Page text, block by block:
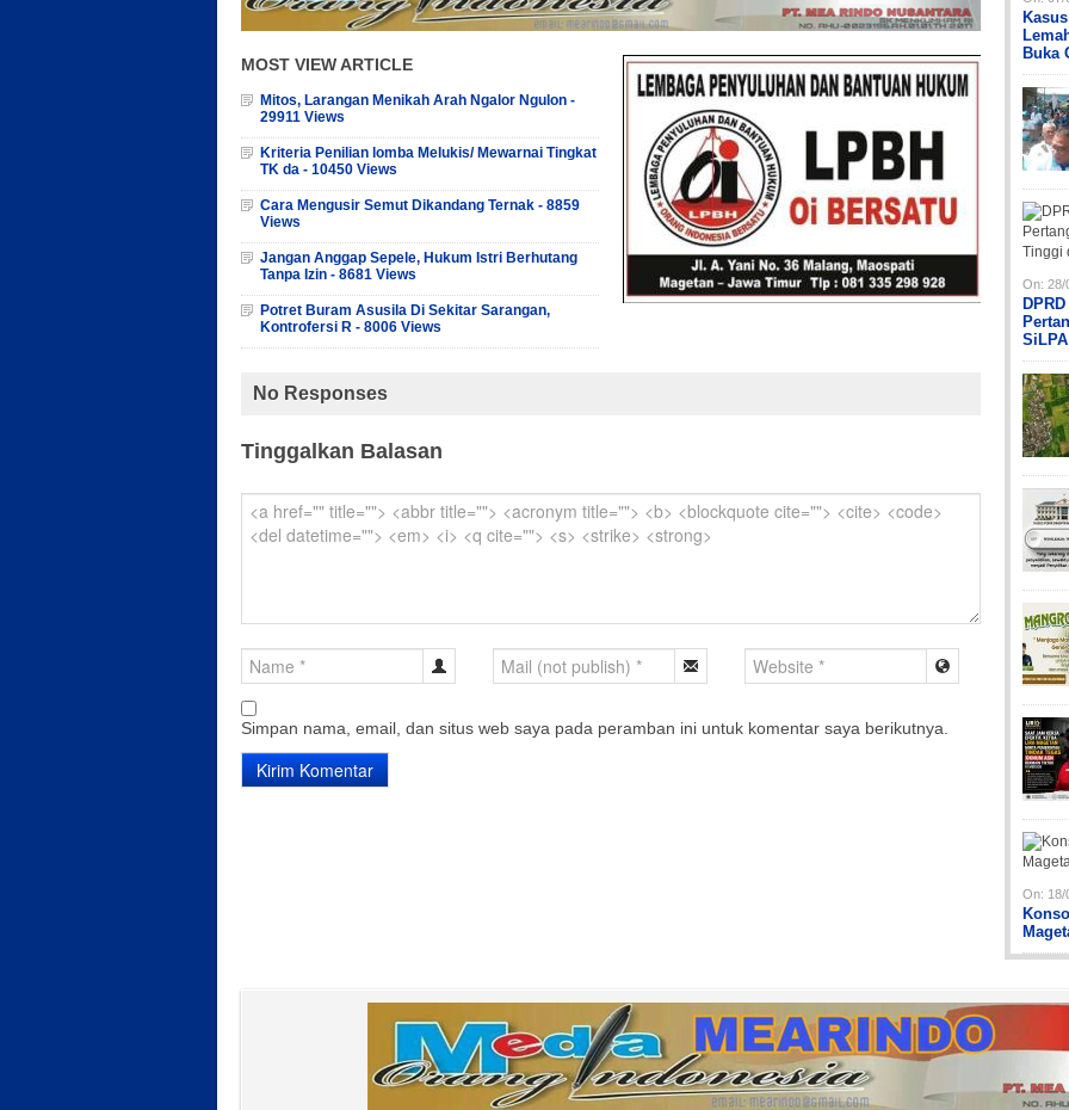
MOST VIEW ARTICLE
Mitos, Larangan Menikah Arah Ngalor Ngulon -
29911 Views
Kriteria Penilian lomba Melukis/ Mewarnai Tingkat
TK da - 10450 Views
Cara Mengusir Semut Dikandang Ternak - 8859
Views
Jangan Anggap Sepele, Hukum Istri Berhutang
Tanpa Izin - 8681 Views
Potret Buram Asusila Di Sekitar Sarangan,
Kontrofersi R - 8006 Views
No Responses
Tinggalkan Balasan
Simpan nama, email, dan situs web saya pada peramban ini untuk komentar saya berikutnya.
Buka
On: 28/
On: 18/